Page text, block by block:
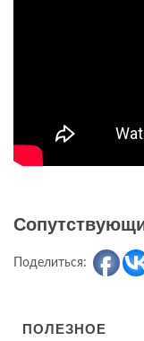
Поделиться:
ПОЛЕЗНОЕ